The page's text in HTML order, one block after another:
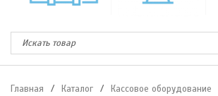
Главная / Каталог / Кассовое оборудование